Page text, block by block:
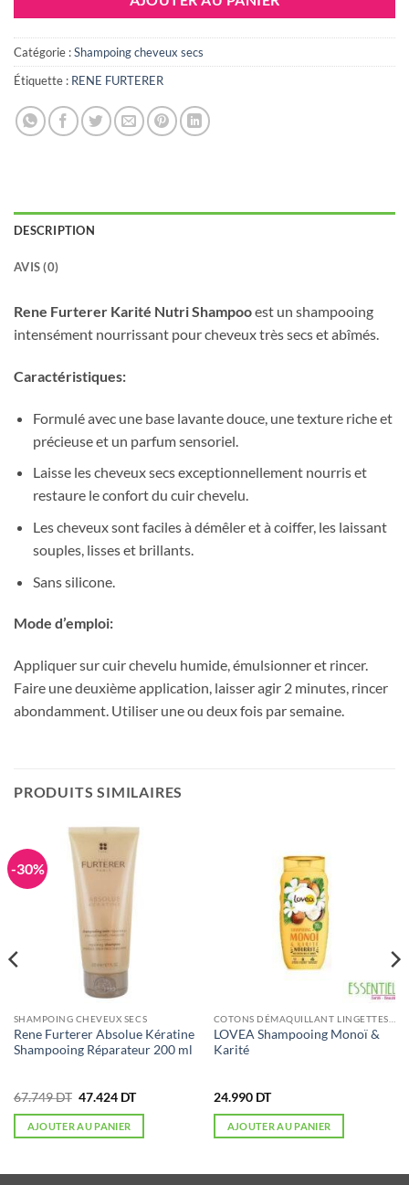
Catégorie :Shampoing cheveux secs
Étiquette : RENE FURTERER
DESCRIPTION
AVIS (0)
Rene Furterer Karité Nutri Shampooest un shampooing
intensément nourrissant pour cheveux très secs et abîmés.
Caractéristiques:
Formulé avec une base lavante douce, une texture riche et
précieuse et un parfum sensoriel.
Laisse les cheveux secs exceptionnellement nourris et
restaure le confort du cuir chevelu.
Les cheveux sont faciles à démêler et à coiffer, les laissant
souples, lisses et brillants.
Sans silicone.
Mode d’emploi:
Appliquer sur cuir chevelu humide, émulsionner et rincer.
Faire une deuxième application, laisser agir 2 minutes, rincer
abondamment. Utiliser une ou deux fois par semaine.
PRODUITS SIMILAIRES
-30%
SHAMPOING CHEVEUX SECS
Rene Furterer Absolue Kératine
Shampooing Réparateur 200 ml
67.749DT Le
initial
était :
47.424 DTLe
actuel
AJOUTER AU PANIER
LOVEA Shampooing Monoï &
Karité
24.990 DT
AJOUTER AU PANIER